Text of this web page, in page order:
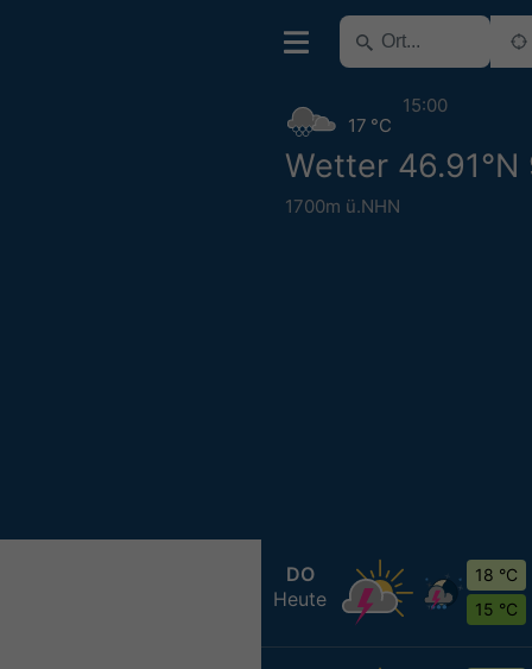
Wetter 46.91°N
1700m ü.NHN
17 °C
15:00
DO
Heute
18 °C
15 °C